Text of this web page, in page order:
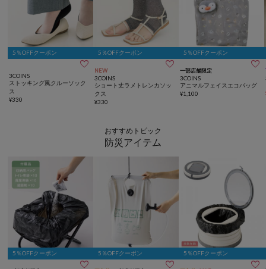
5％OFFクーポン

3COINS
ストッキング風クルーソック
ス
¥330
5％OFFクーポン
NEW 
3COINS
ショート丈ラメトレンカソッ
クス
¥330
5％OFFクーポン
一部店舗限定 
3COINS
アニマルフェイスエコバッグ
¥1,100
おすすめトピック
防災アイテム
5％OFFクーポン

5％OFFクーポン

5％OFFクーポン
